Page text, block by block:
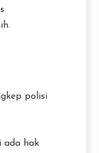
polisi
ada hak